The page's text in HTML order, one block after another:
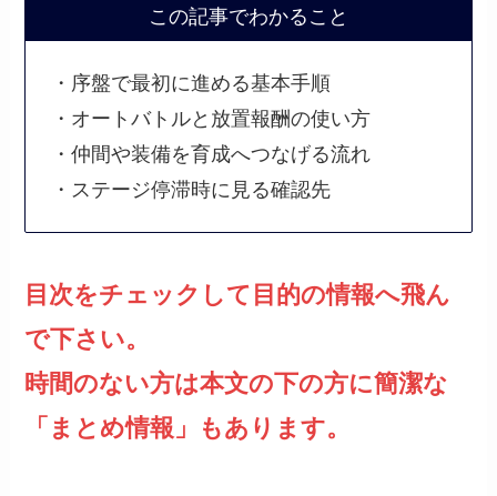
この記事でわかること
・序盤で最初に進める基本手順
・オートバトルと放置報酬の使い方
・仲間や装備を育成へつなげる流れ
・ステージ停滞時に見る確認先
目次をチェックして目的の情報へ飛ん
で下さい。
時間のない方は本文の下の方に簡潔な
「まとめ情報」もあります。